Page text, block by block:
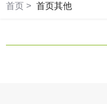
首页 > 首页其他